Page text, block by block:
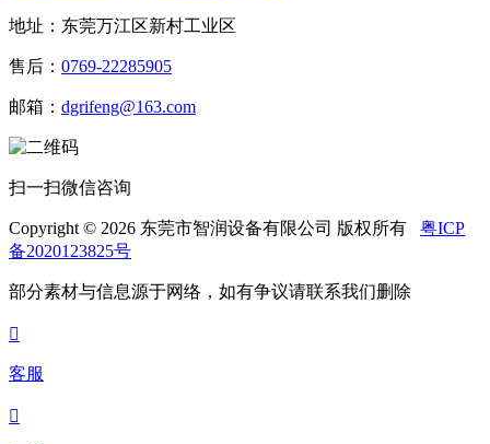
地址：东莞万江区新村工业区
售后： 0769-22285905
邮箱： dgrifeng@163.com
扫一扫微信咨询
Copyright © 2026 东莞市智润设备有限公司 版权所有 粤ICP
备2020123825号
部分素材与信息源于网络，如有争议请联系我们删除

客服
